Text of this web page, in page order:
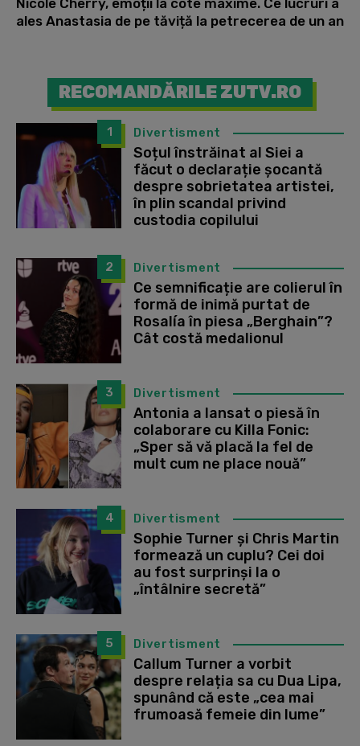
Nicole Cherry, emoții la cote maxime. Ce lucruri a
ales Anastasia de pe tăviță la petrecerea de un an
RECOMANDĂRILE ZUTV.RO
1 Divertisment
Soțul înstrăinat al Siei a
făcut o declarație șocantă
despre sobrietatea artistei,
în plin scandal privind
custodia copilului
2 Divertisment
Ce semnificație are colierul în
formă de inimă purtat de
Rosalía în piesa „Berghain”?
Cât costă medalionul
3 Divertisment
Antonia a lansat o piesă în
colaborare cu Killa Fonic:
„Sper să vă placă la fel de
mult cum ne place nouă”
4 Divertisment
Sophie Turner și Chris Martin
formează un cuplu? Cei doi
au fost surprinși la o
„întâlnire secretă”
5 Divertisment
Callum Turner a vorbit
despre relația sa cu Dua Lipa,
spunând că este „cea mai
frumoasă femeie din lume”